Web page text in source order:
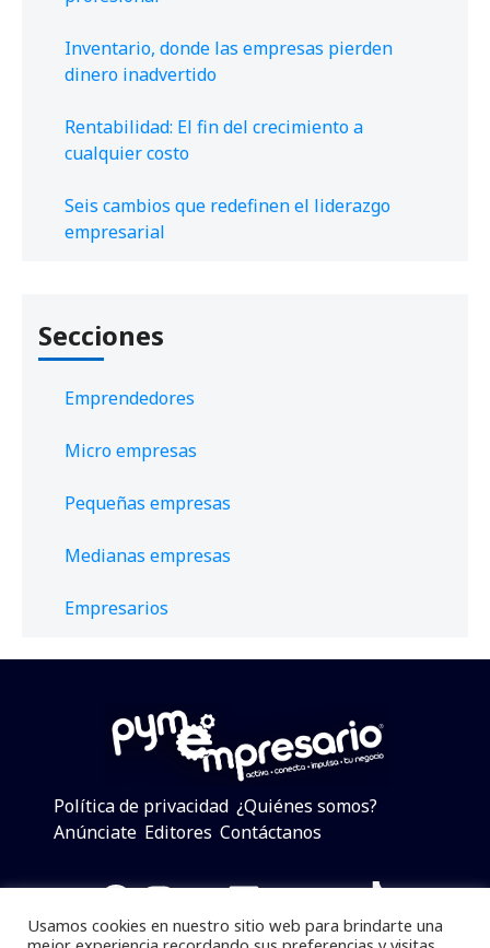
Inventario, donde las empresas pierden
dinero inadvertido
Rentabilidad: El fin del crecimiento a
cualquier costo
Seis cambios que redefinen el liderazgo
empresarial
Secciones
Emprendedores
Micro empresas
Pequeñas empresas
Medianas empresas
Empresarios
Política de privacidad ¿Quiénes somos?
Anúnciate Editores Contáctanos
Facebook
Instagram
Twitter
LinkedIn
Telegram
YouTube
TikTok
Usamos cookies en nuestro sitio web para brindarte una